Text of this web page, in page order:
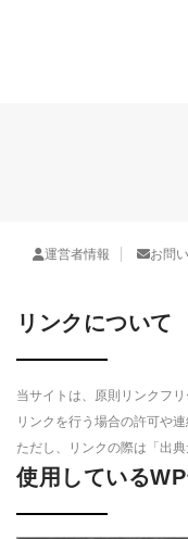
運営者情報 お問
リンクについて
当サイトは、原則リンクフリ
リンクを行う場合の許可や
ただし、リンクの際は「出
使用している